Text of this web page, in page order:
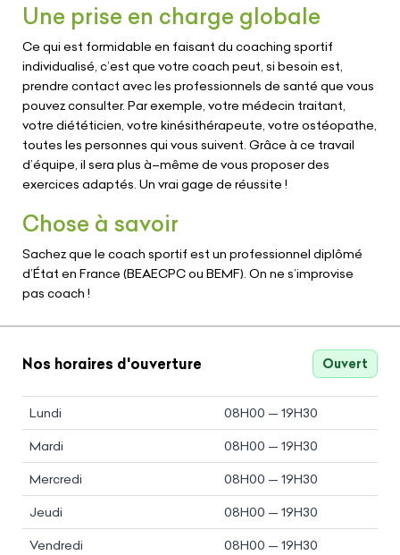
Une prise en charge globale
Ce qui est formidable en faisant du coaching sportif
individualisé, c’est que votre coach peut, si besoin est,
prendre contact avec les professionnels de santé que vous
pouvez consulter. Par exemple, votre médecin traitant,
votre diététicien, votre kinésithérapeute, votre ostéopathe,
toutes les personnes qui vous suivent. Grâce à ce travail
d’équipe, il sera plus à–même de vous proposer des
exercices adaptés. Un vrai gage de réussite !
Chose à savoir
Sachez que le coach sportif est un professionnel diplômé
d’État en France (BEAECPC ou BEMF). On ne s’improvise
pas coach !
Nos horaires d'ouverture Ouvert
Lundi 08H00 — 19H30
Mardi 08H00 — 19H30
Mercredi 08H00 — 19H30
Jeudi 08H00 — 19H30
Vendredi 08H00 — 19H30